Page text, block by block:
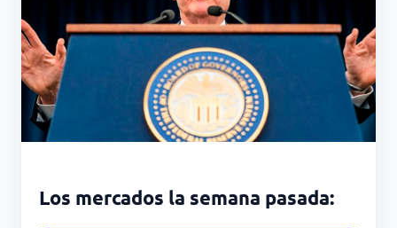
Los mercados la semana pasada: